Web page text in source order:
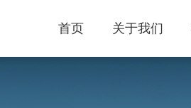
首页 关于我们